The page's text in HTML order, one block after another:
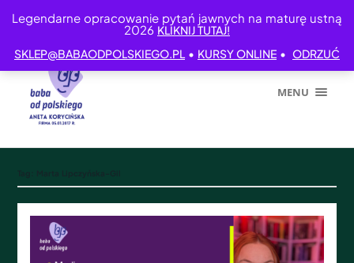
Legendarne opracowanie pytań jawnych na maturę ustną
2026 KLIKNIJ TUTAJ!
SKLEP@BABAODPOLSKIEGO.PL • KURSY ONLINE • ODRZUĆ
MENU